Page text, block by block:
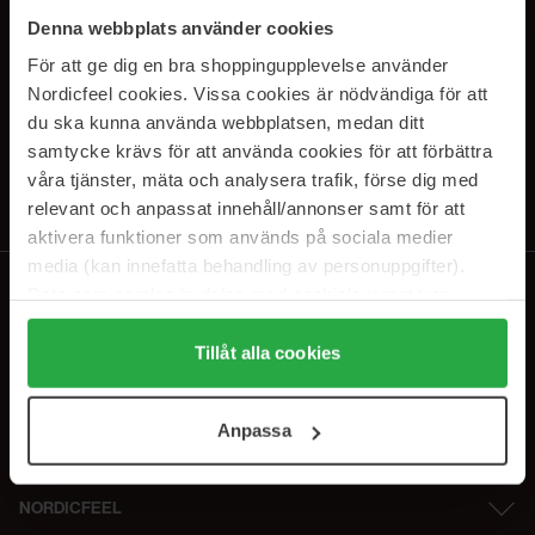
Denna webbplats använder cookies
För att ge dig en bra shoppingupplevelse använder
Nordicfeel cookies. Vissa cookies är nödvändiga för att
du ska kunna använda webbplatsen, medan ditt
samtycke krävs för att använda cookies för att förbättra
våra tjänster, mäta och analysera trafik, förse dig med
relevant och anpassat innehåll/annonser samt för att
aktivera funktioner som används på sociala medier
media (kan innefatta behandling av personuppgifter).
Genom att trycka på "Tillåt alla cookies" accepterar du
alla cookies, medan du under "Detaljer" kan anpassa
användningen av cookies. Du kan när som helst återkalla
samt vår Integritetspolicy.
Tillåt alla cookies
Anpassa
SUBSCRIBE TO OUR
NEWSLETTER
Ved å abonnere godtar du vårpersonvernerklæring. Du kan melde deg
av når som helst.
NORDICFEEL